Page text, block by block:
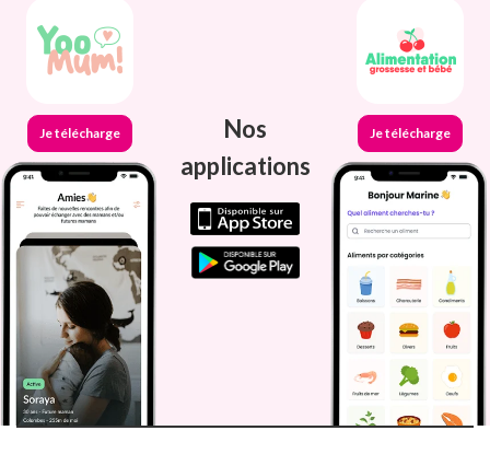
Je télécharge
Nos
applications
Je télécharge